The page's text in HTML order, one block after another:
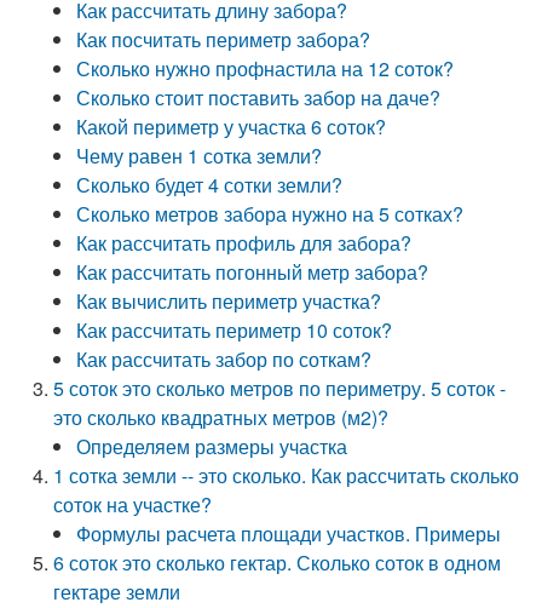
Как рассчитать длину забора?
Как посчитать периметр забора?
Сколько нужно профнастила на 12 соток?
Сколько стоит поставить забор на даче?
Какой периметр у участка 6 соток?
Чему равен 1 сотка земли?
Сколько будет 4 сотки земли?
Сколько метров забора нужно на 5 сотках?
Как рассчитать профиль для забора?
Как рассчитать погонный метр забора?
Как вычислить периметр участка?
Как рассчитать периметр 10 соток?
Как рассчитать забор по соткам?
5 соток это сколько метров по периметру. 5 соток -
это сколько квадратных метров (м2)?
Определяем размеры участка
1 сотка земли -- это сколько. Как рассчитать сколько
соток на участке?
Формулы расчета площади участков. Примеры
6 соток это сколько гектар. Сколько соток в одном
гектаре земли